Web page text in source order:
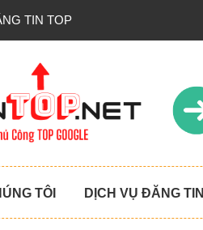
TIN TOP
TÔI DỊCH VỤ ĐĂNG TIN